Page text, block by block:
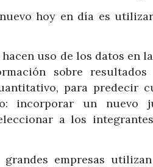
hoy en día es
uso de los datos en
sobre
para predecir
incorporar un
a los
empresas